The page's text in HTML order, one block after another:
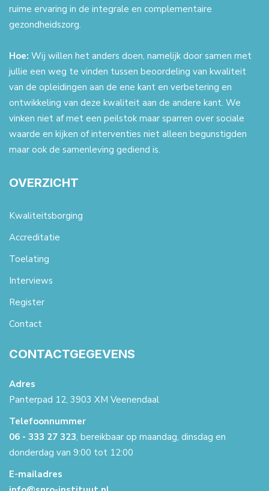
ruime ervaring in de integrale en complementaire
gezondheidszorg.
Hoe: Wij willen het anders doen, namelijk door samen met
jullie een weg te vinden tussen beoordeling van kwaliteit
van de opleidingen aan de ene kant en verbetering en
ontwikkeling van deze kwaliteit aan de andere kant. We
vinken niet af met een peilstok maar sparren over sociale
waarde en kijken of interventies niet alleen begunstigden
maar ook de samenleving gediend is.
OVERZICHT
Kwaliteitsborging
Accreditatie
Toelating
Interviews
Register
Contact
CONTACTGEGEVENS
Adres
Panterpad 12, 3903 XM Veenendaal
Telefoonnummer
06 - 333 27 323, bereikbaar op maandag, dinsdag en
donderdag van 9:00 tot 12:00
E-mailadres